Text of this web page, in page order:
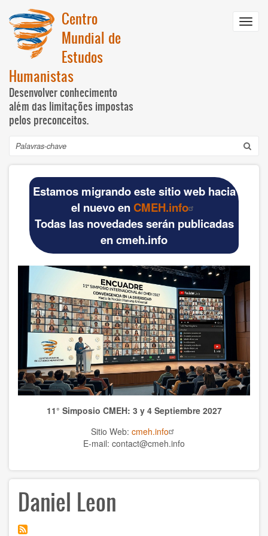
para
conteúdo
principal
Centro
Mundial de
Estudos
Humanistas
Desenvolver conhecimento
além das limitações impostas
pelos preconceitos.
Pesquisar
principal
INICIO
DOCUMENTOS BÁSICOS
Official materials
WCHS
TEMAS
Anthrolopogy
Natural sciences
Sciences
Culture
Estamos migrando este sitio web hacia
el nuevo en CMEH.info
Todas las novedades serán publicadas
en cmeh.info
11° Simposio CMEH: 3 y 4 Septiembre 2027
Sitio Web: cmeh.info
E-mail: contact@cmeh.info
Daniel Leon